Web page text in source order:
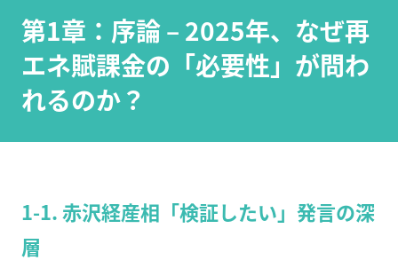
第1章：序論 – 2025年、なぜ再
エネ賦課金の「必要性」が問わ
れるのか？
1-1. 赤沢経産相「検証したい」発言の深
層